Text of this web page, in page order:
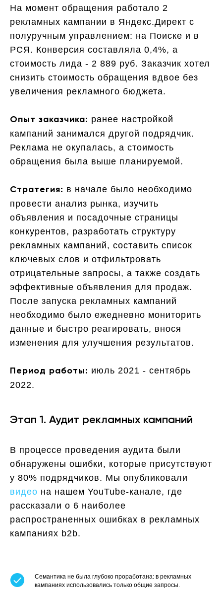
На момент обращения работало 2
рекламных кампании в Яндекс.Директ с
полуручным управлением: на Поиске и в
РСЯ. Конверсия составляла 0,4%, а
стоимость лида - 2 889 руб. Заказчик хотел
снизить стоимость обращения вдвое без
увеличения рекламного бюджета.
Опыт заказчика: ранее настройкой
кампаний занимался другой подрядчик.
Реклама не окупалась, а стоимость
обращения была выше планируемой.
Стратегия: в начале было необходимо
провести анализ рынка, изучить
объявления и посадочные страницы
конкурентов, разработать структуру
рекламных кампаний, составить список
ключевых слов и отфильтровать
отрицательные запросы, а также создать
эффективные объявления для продаж.
После запуска рекламных кампаний
необходимо было ежедневно мониторить
данные и быстро реагировать, внося
изменения для улучшения результатов.
Период работы: июль 2021 - сентябрь
2022.
Этап 1. Аудит рекламных кампаний
В процессе проведения аудита были
обнаружены ошибки, которые присутствуют
у 80% подрядчиков. Мы опубликовали
видео на нашем YouTube-канале, где
рассказали о 6 наиболее
распространенных ошибках в рекламных
кампаниях b2b.
Семантика не была глубоко проработана: в рекламных
кампаниях использовались только общие запросы.